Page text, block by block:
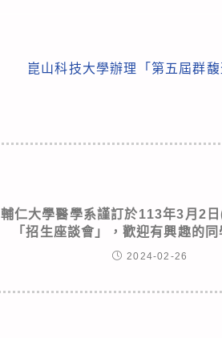
崑山科技大學辦理「第五屆群馥
輔仁大學醫學系謹訂於113年3月2
「招生座談會」，歡迎有興趣的
2024-02-26